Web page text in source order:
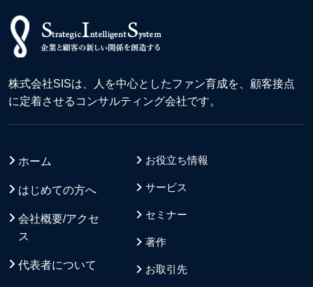
株式会社SISは、人を中心としたファン育成を、顧客接点
に定着させるコンサルティング会社です。
ホーム
はじめての方へ
会社概要/アクセ
ス
代表者について
お役立ち情報
サービス
セミナー
著作
お取引先